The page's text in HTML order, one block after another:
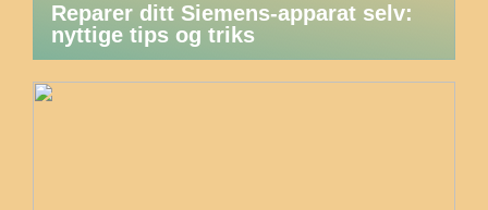
Reparer ditt Siemens-apparat selv:
nyttige tips og triks